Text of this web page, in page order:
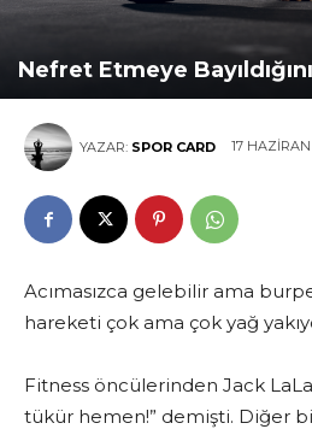
Nefret Etmeye
YAZAR: SPOR CARD 17 HAZIRAN
Acımasızca gelebilir ama
hareketi çok ama çok yağ
Fitness öncülerinden Jack
tükür hemen!” demişti. Diğer